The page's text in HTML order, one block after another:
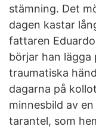
stämning. Det
dagen kastar
fattaren
börjar han
traumatiska
dagarna på
minnesbild av
tarantel, som